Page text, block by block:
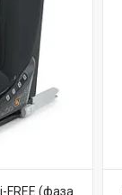
FREE (фаза